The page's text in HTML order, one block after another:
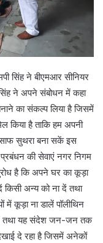
सिंह ने बीएमआर सीनियर
ने अपने संबोधन में कहा
का संकल्प लिया है जिसमें
किया है ताकि हम अपनी
सुथरा बना सकें इस
की सेवाएं नगर निगम
है कि अपने घर का कूड़ा
किसी अन्य को ना दें तथा
कूड़ा ना डालें पॉलीथिन
तथा यह संदेश जन-जन तक
दे रहा है जिसमें अनेकों